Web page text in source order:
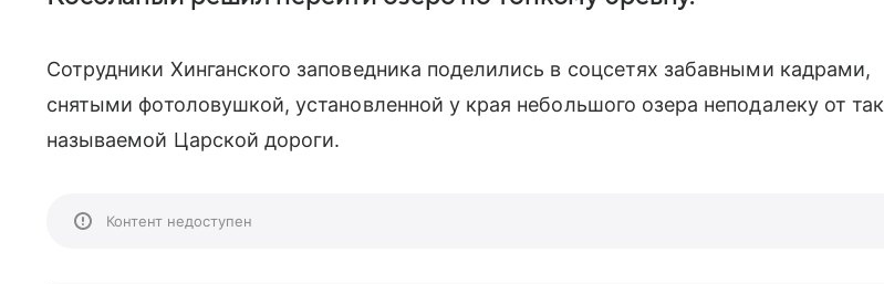
Сотрудники Хинганского заповедника поделились в соцсетях забавными кадрами,
снятыми фотоловушкой, установленной у края небольшого озера неподалеку от так
называемой Царской дороги.
Контент недоступен